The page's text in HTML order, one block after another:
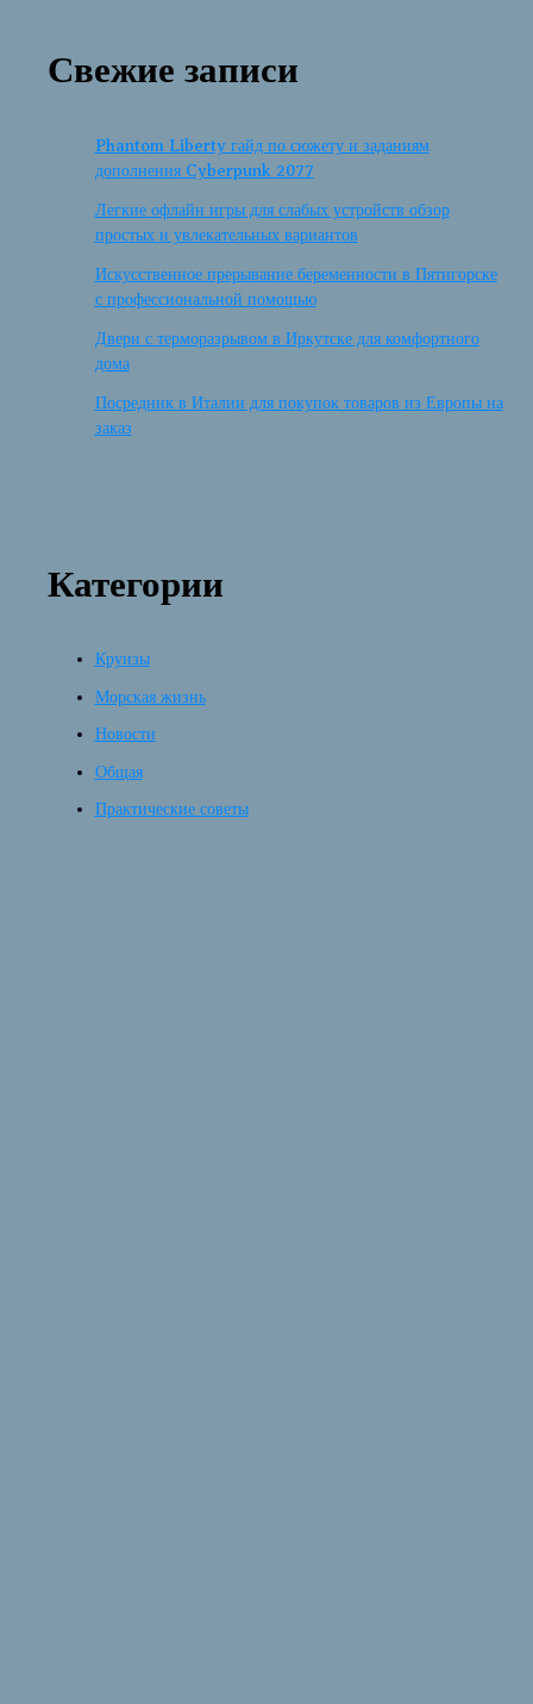
Свежие записи
Phantom Liberty гайд по сюжету и заданиям
дополнения Cyberpunk 2077
Легкие офлайн игры для слабых устройств обзор
простых и увлекательных вариантов
Искусственное прерывание беременности в Пятигорске
с профессиональной помощью
Двери с терморазрывом в Иркутске для комфортного
дома
Посредник в Италии для покупок товаров из Европы на
заказ
Категории
Круизы
Морская жизнь
Новости
Общая
Практические советы